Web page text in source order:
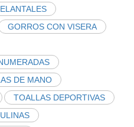
GORROS CON VISERA
DE MANO
TOALLAS DEPORTIVAS